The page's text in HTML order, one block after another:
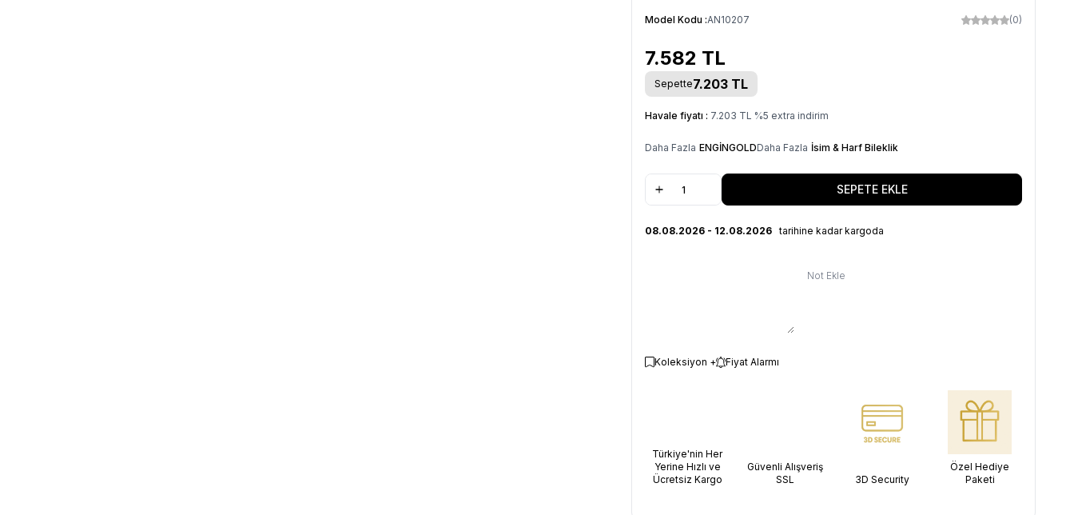
Model Kodu :AN10207 (0)
7.582 TL
Sepette7.203 TL
Havale fiyatı : 7.203 TL %5 extra indirim
Daha Fazla ENGİNGOLDDaha Fazla İsim & Harf Bileklik
SEPETE EKLE
08.08.2026 - 12.08.2026 tarihine kadar kargoda
Not Ekle
Koleksiyon + Fiyat Alarmı
Türkiye'nin Her
Yerine Hızlı ve
Ücretsiz Kargo
Güvenli Alışveriş
SSL
3D Security
Özel Hediye
Paketi